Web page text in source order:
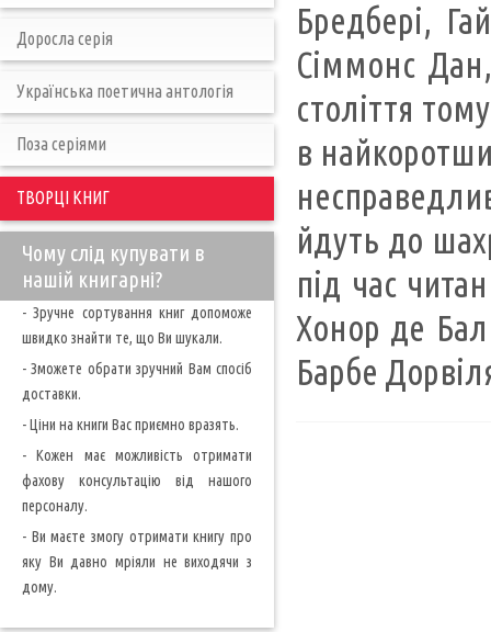
Бредбері,
Сіммонс
століття
в
йдуть до
під час
Хонор де
Барбе
Доросла серія
Українська поетична антологія
Поза серіями
ТВОРЦІ КНИГ
Чому слід купувати в
нашій книгарні?
- Зручне сортування книг допоможе
швидко знайти те, що Ви шукали.
- Зможете обрати зручний Вам спосіб
доставки.
- Ціни на книги Вас приємно вразять.
- Кожен має можливість отримати
фахову консультацію від нашого
персоналу.
- Ви маєте змогу отримати книгу про
яку Ви давно мріяли не виходячи з
дому.